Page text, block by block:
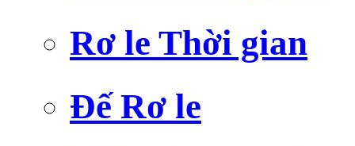
Rơ le Thời gian
Đế Rơ le